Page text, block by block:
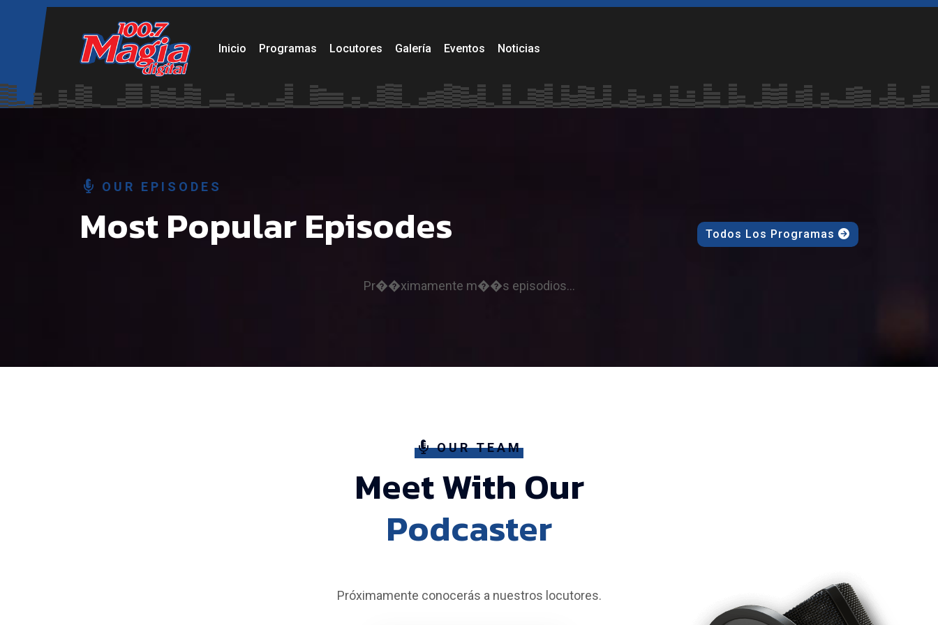
Inicio Programas Locutores Galería Eventos Noticias
Por favor, añade diapositivas al slider desde el panel de edición.
OUR EPISODES
Most Popular Episodes Todos Los Programas
Pr��ximamente m��s episodios...
OUR TEAM
Meet With Our
Podcaster
Próximamente conocerás a nuestros locutores.